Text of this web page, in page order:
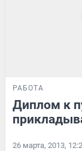
РАБОТА
Диплом к
26 марта, 2013,